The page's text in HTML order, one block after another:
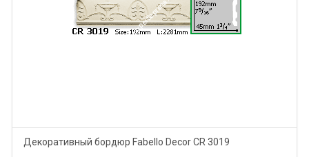
Декоративный бордюр Fabello Decor CR 3019